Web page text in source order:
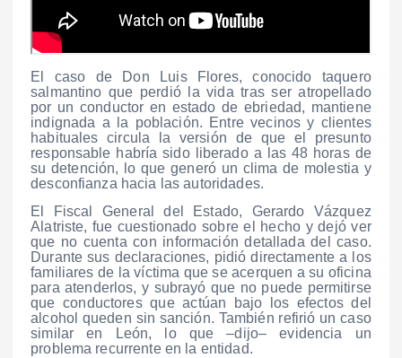
El caso de Don Luis Flores, conocido taquero
salmantino que perdió la vida tras ser atropellado
por un conductor en estado de ebriedad, mantiene
indignada a la población. Entre vecinos y clientes
habituales circula la versión de que el presunto
responsable habría sido liberado a las 48 horas de
su detención, lo que generó un clima de molestia y
desconfianza hacia las autoridades.
El Fiscal General del Estado, Gerardo Vázquez
Alatriste, fue cuestionado sobre el hecho y dejó ver
que no cuenta con información detallada del caso.
Durante sus declaraciones, pidió directamente a los
familiares de la víctima que se acerquen a su oficina
para atenderlos, y subrayó que no puede permitirse
que conductores que actúan bajo los efectos del
alcohol queden sin sanción. También refirió un caso
similar en León, lo que –dijo– evidencia un
problema recurrente en la entidad.